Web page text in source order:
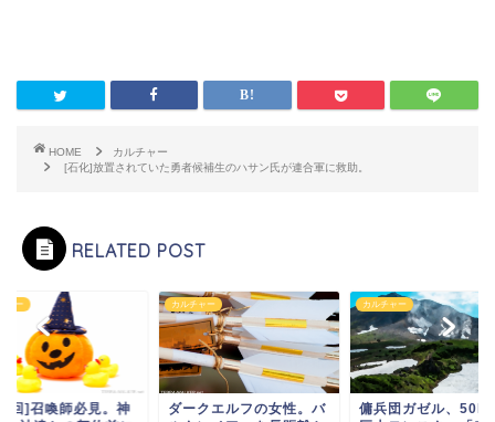
HOME
カルチャー
[石化]放置されていた勇者候補生のハサン氏が連合軍に救助。
RELATED POST
ャー
回]召喚師必見。神
カルチャー
ダークエルフの女性。バ
カルチャー
傭兵団ガゼル、50M